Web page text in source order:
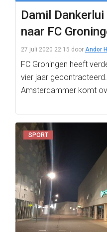
Damil
naar FC
27 juli 2020 22:15 door Andor
FC Groningen heeft
vier jaar
Amsterdammer komt
SPORT